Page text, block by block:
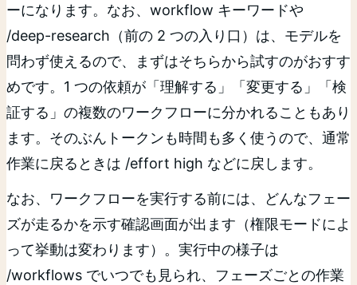
ーになります。なお、workflow キーワードや
/deep-research（前の 2 つの入り口）は、モデルを
問わず使えるので、まずはそちらから試すのがおすす
めです。1 つの依頼が「理解する」「変更する」「検
証する」の複数のワークフローに分かれることもあり
ます。そのぶんトークンも時間も多く使うので、通常
作業に戻るときは /effort high などに戻します。
なお、ワークフローを実行する前には、どんなフェー
ズが走るかを示す確認画面が出ます（権限モードによ
って挙動は変わります）。実行中の様子は
/workflows でいつでも見られ、フェーズごとの作業